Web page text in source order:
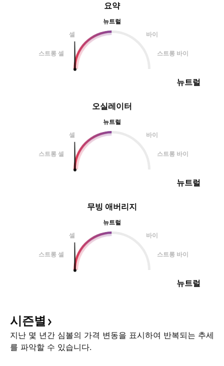
오실레이터
뉴트럴
셀
바이
스트롱 셀 스트롱 바이
뉴트럴
요약
뉴트럴
셀
바이
스트롱 셀 스트롱 바이
뉴트럴
무빙 애버리지
뉴트럴
셀
바이
스트롱 셀 스트롱 바이
뉴트럴
시즌별
지난 몇 년간 심볼의 가격 변동을 표시하여 반복되는 추세
를 파악할 수 있습니다.